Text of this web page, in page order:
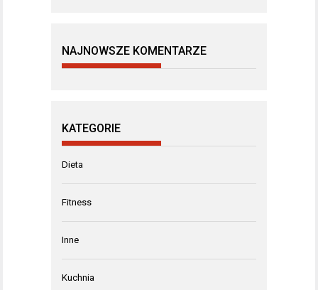
NAJNOWSZE KOMENTARZE
KATEGORIE
Dieta
Fitness
Inne
Kuchnia